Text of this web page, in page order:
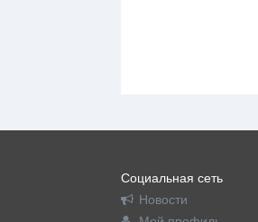
Социальная сеть
Новости